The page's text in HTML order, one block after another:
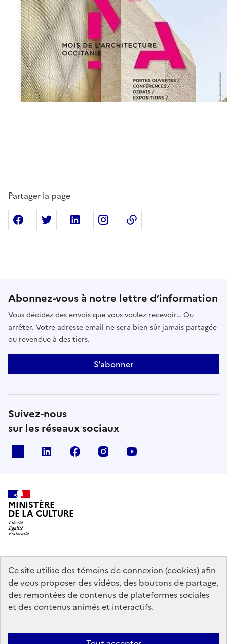
Ce site utilise des témoins de connexion (cookies) afin
de vous proposer des vidéos, des boutons de partage,
des remontées de contenus de plateformes sociales
et des contenus animés et interactifs.
Partager la page
Partager sur Facebook
Partager sur XPartager sur Linkedin
Partager sur Instagram
Abonnez-vous à notre lettre d’information
Vous décidez des envois que vous voulez recevoir… Ou
arrêter. Votre adresse email ne sera bien sûr jamais partagée
ou revendue à des tiers.
S'abonner
Suivez-nous
sur les réseaux sociaux
linkedin facebook instagram
MINISTÈRE
DE LA CULTURE
data.gouv.fr legifrance.gouv.fr
info.gouv.fr
service-public.gouv.fr
Mentions légales Accessibilité : partiellement conforme Politique